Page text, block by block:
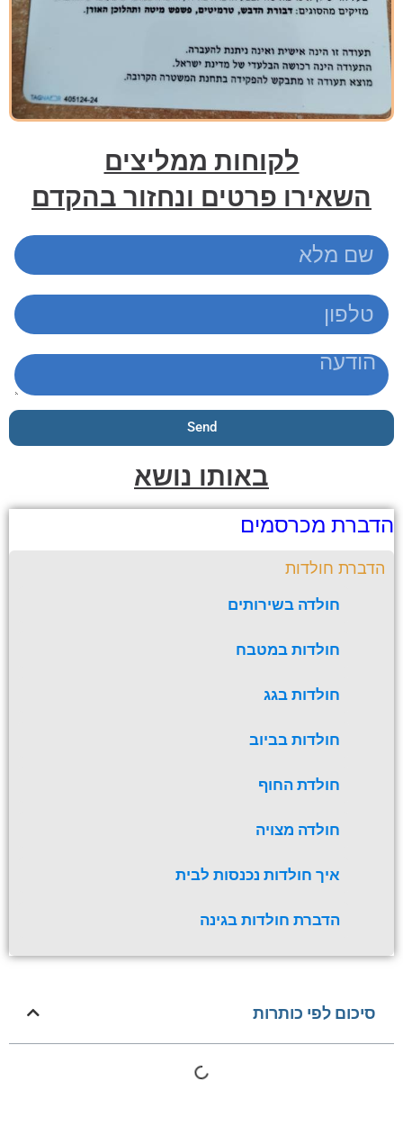
לקוחות ממליצים
השאירו פרטים ונחזור בהקדם
Send
באותו נושא
מכרסמים
חולדות
חולדה בשירותים
חולדות במטבח
חולדות בגג
חולדות בביוב
חולדת החוף
חולדה מצויה
איך חולדות נכנסות לבית
הדברת חולדות בגינה
סיכום לפי כותרות